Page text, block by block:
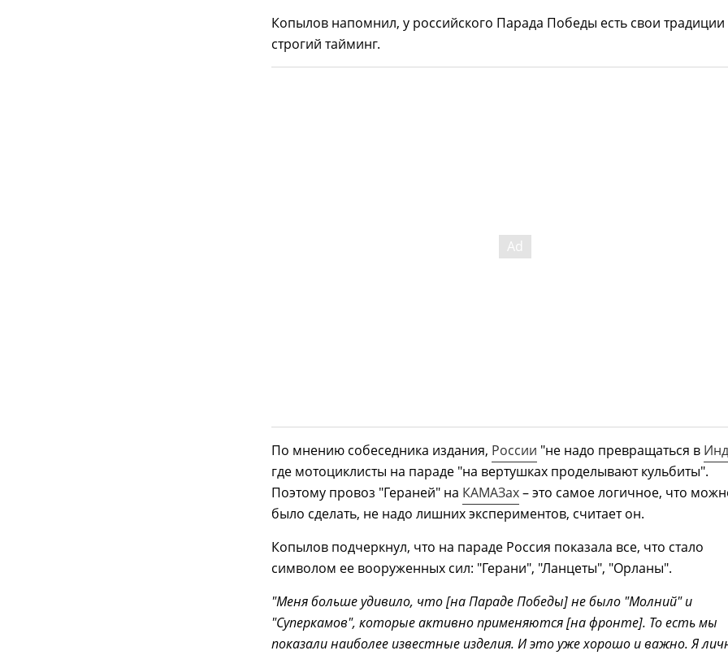
Копылов напомнил, у российского Парада Победы есть свои традиции
строгий тайминг.
По мнению собеседника издания, России "не надо превращаться в
где мотоциклисты на параде "на вертушках проделывают кульбиты".
Поэтому провоз "Гераней" на КАМАЗах– это самое логичное, что
было сделать, не надо лишних экспериментов, считает он.
Копылов подчеркнул, что на параде Россия показала все, что стало
символом ее вооруженных сил: "Герани", "Ланцеты", "Орланы".
"Меня больше удивило, что [на Параде Победы] не было "Молний" и
"Суперкамов", которые активно применяются [на фронте]. То есть мы
показали наиболее известные изделия. И это уже хорошо и важно. Я